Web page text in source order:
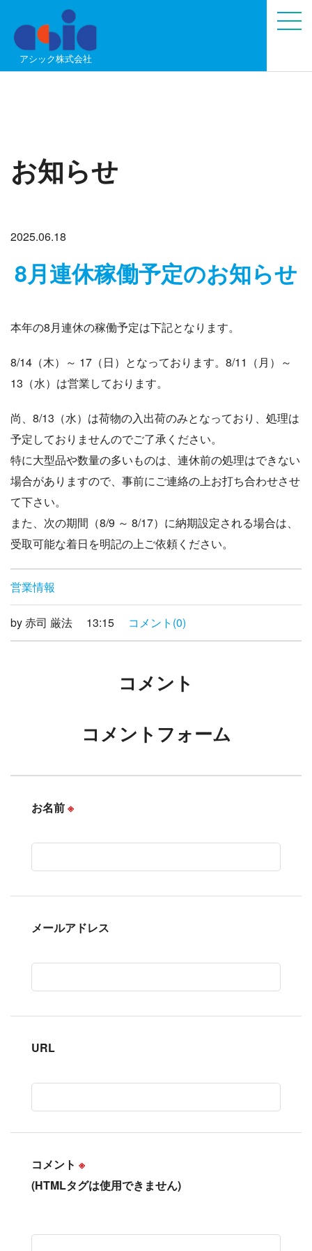
アシック株式会社
お知らせ
2025.06.18
8月連休稼働予定のお知らせ
本年の8月連休の稼働予定は下記となります。
8/14（木）～ 17（日）となっております。8/11（月）～
13（水）は営業しております。
尚、8/13（水）は荷物の入出荷のみとなっており、処理は
予定しておりませんのでご了承ください。
特に大型品や数量の多いものは、連休前の処理はできない
場合がありますので、事前にご連絡の上お打ち合わせさせ
て下さい。
また、次の期間（8/9 ～ 8/17） に納期設定される場合は、
受取可能な着日を明記の上ご依頼ください。
営業情報
by赤司 厳法 13:15 コメント(0)
コメント
コメントフォーム
お名前※
メールアドレス
URL
コメント ※
(HTMLタグは使用できません)